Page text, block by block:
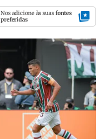
Nos adicione às suas fontes
preferidas